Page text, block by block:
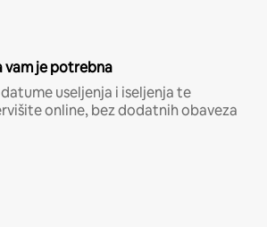
vam je potrebna
useljenja i iseljenja te
online, bez dodatnih obaveza